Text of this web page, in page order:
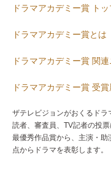
ドラマアカデミー賞 トッ
ドラマアカデミー賞とは
ドラマアカデミー賞 関
ドラマアカデミー賞 受
ザテレビジョンがおくるド
読者、審査員、TV記者の投
最優秀作品賞から、主演・
点からドラマを表彰します。